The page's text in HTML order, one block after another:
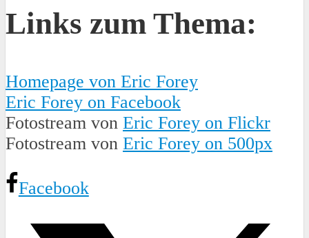
Links zum Thema:
Homepage von Eric Forey
Eric Forey on Facebook
Fotostream von Eric Forey on Flickr
Fotostream von Eric Forey on 500px
Facebook